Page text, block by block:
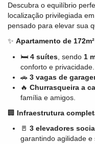
Descubra o equilíbrio
localização privilegiada
pensado para elevar sua
✨ Apartamento de
🛏️ 4 suítes , sendo 1
conforto e privacidade.
🚗 3 vagas de
🔥 Churrasqueira a
família e amigos.
🏢 Infraestrutura
🚪 3 elevadores
garantindo agilidade e